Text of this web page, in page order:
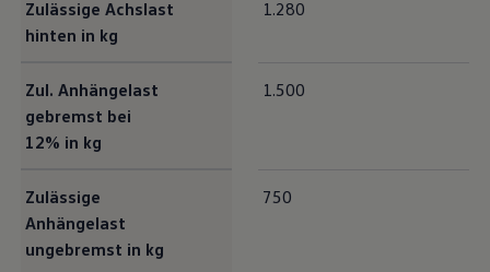
Zulässige Achslast
hinten in kg
1.280
Zul. Anhängelast
gebremst bei
12% in kg
1.500
Zulässige
Anhängelast
ungebremst in kg
750